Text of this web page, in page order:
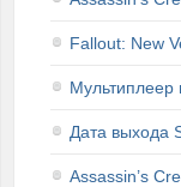
Fallout: New
Мультиплеер
Дата выхода
Assassin’s